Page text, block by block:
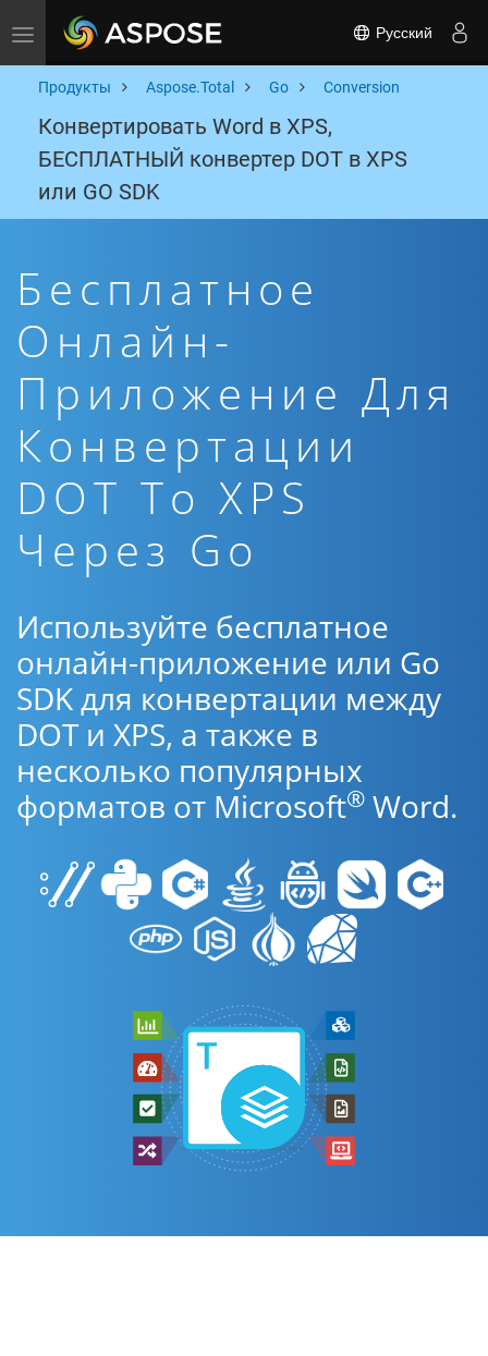
Toggle navigation Русский
Продукты Aspose.Total Go Conversion
Конвертировать Word в XPS,
БЕСПЛАТНЫЙ конвертер DOT в XPS
или GO SDK
Бесплатное
Онлайн-
Приложение Для
Конвертации
DOT To XPS
Через Go
Используйте бесплатное
онлайн-приложение или Go
SDK для конвертации между
DOT и XPS, а также в
несколько популярных
форматов от Microsoft® Word.